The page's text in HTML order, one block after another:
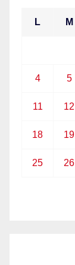
L M
4 5
11 12
18 19
25 26